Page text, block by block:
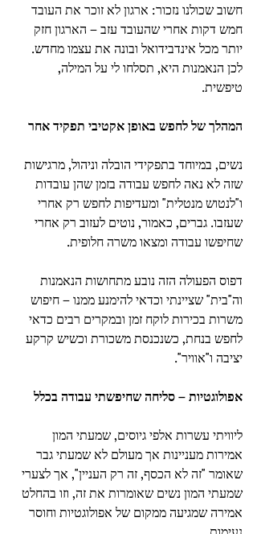
חשוב שכולנו נזכור: ארגון לא זוכר את העובד
חמש דקות אחרי שהעובד עזב – הארגון חזק
יותר מכל אינדבידואל ובונה את עצמו מחדש.
לכן הנאמנות היא, תסלחו לי על המילה,
טיפשית.
המהלך של לחפש באופן אקטיבי תפקיד אחר
נשים, במיוחד בתפקידי הובלה וניהול, מרגישות
שזה לא נאה לחפש עבודה בזמן שהן עובדות
ו"לנטוש מנטלית" ומעדיפות לחפש רק אחרי
שעזבו. גברים, כאמור, נוטים לעזוב רק אחרי
שחיפשו עבודה ומצאו משרה חלופית.
דפוס הפעולה הזה נובע מתחושות הנאמנות
וה"בית" שציינתי וכדאי להימנע ממנו – חיפוש
משרות בכירות לוקח זמן ובמקרים רבים כדאי
לחפש בנחת, כשנכנסת משכורת וכשיש קרקע
יציבה ו"אוויר".
אפולוגטיות – סליחה שחיפשתי עבודה בכלל
ליוויתי עשרות אלפי גיוסים, שמעתי המון
אמירות מעניינות אך מעולם לא שמעתי גבר
שאומר "זה לא הכסף, זה רק העניין", אך לצערי
שמעתי המון נשים שאומרות את זה, וזו בהחלט
אמירה שמגיעה ממקום של אפולוגטיות וחוסר